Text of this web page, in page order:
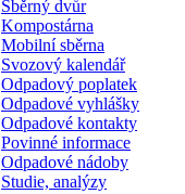
Sběrný dvůr
Kompostárna
Mobilní sběrna
Svozový kalendář
Odpadový poplatek
Odpadové vyhlášky
Odpadové kontakty
Povinné informace
Odpadové nádoby
Studie, analýzy